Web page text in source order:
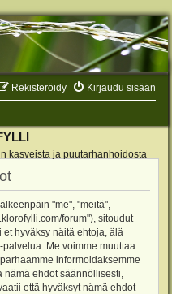
Kirjaudu sisään
Rekisteröidy
kasveista ja puutarhanhoidosta
"me", "meitä",
forum"), sitoudut
hyväksy näitä ehtoja, älä
Me voimme muuttaa
informoidaksemme
ehdot säännöllisesti,
että hyväksyt nämä ehdot